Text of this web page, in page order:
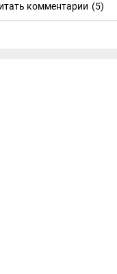
комментарии (5)